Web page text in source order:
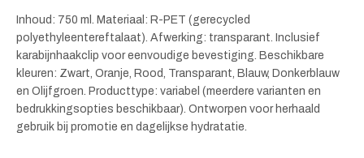
Inhoud: 750 ml. Materiaal: R-PET (gerecycled
polyethyleentereftalaat). Afwerking: transparant. Inclusief
karabijnhaakclip voor eenvoudige bevestiging. Beschikbare
kleuren: Zwart, Oranje, Rood, Transparant, Blauw, Donkerblauw
en Olijfgroen. Producttype: variabel (meerdere varianten en
bedrukkingsopties beschikbaar). Ontworpen voor herhaald
gebruik bij promotie en dagelijkse hydratatie.